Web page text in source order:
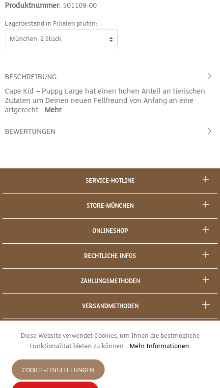
Produktnummer: 501109-00
Lagerbestand in Filialen prüfen:
BESCHREIBUNG
Cape Kid – Puppy Large hat einen hohen Anteil an tierischen
Zutaten um Deinen neuen Fellfreund von Anfang an eine
artgerecht… Mehr
BEWERTUNGEN
SERVICE-HOTLINE
STORE-MÜNCHEN
ONLINESHOP
RECHTLICHE INFOS
ZAHLUNGSMETHODEN
VERSANDMETHODEN
Diese Website verwendet Cookies, um Ihnen die bestmögliche
Funktionalität bieten zu können... Mehr Informationen.
COOKIE-EINSTELLUNGEN